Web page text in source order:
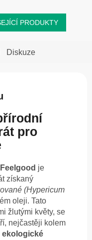
PRODUKTY
Diskuze
pro
je
získaný
(Hypericum
oleji. Tato
žlutými květy, se
nejčastěji kolem
ekologické